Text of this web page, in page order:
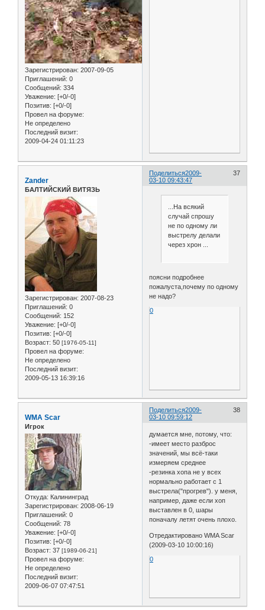
Зарегистрирован: 2007-09-05
Приглашений: 0
Сообщений: 334
Уважение: [+0/-0]
Позитив: [+0/-0]
Провел на форуме:
Не определено
Последний визит:
2009-04-24 01:11:23
Поделиться 37
2009-
03-10 09:43:47
Zander
БАЛТИЙСКИЙ ВИТЯЗЬ
Зарегистрирован: 2007-08-23
Приглашений: 0
Сообщений: 152
Уважение: [+0/-0]
Позитив: [+0/-0]
Возраст: 50 [1976-05-11]
Провел на форуме:
Не определено
Последний визит:
2009-05-13 16:39:16
...На всякий
случай спрошу
не по одному ли
выстрелу делали
через хрон ...
поясни подробнее
пожалуста,почему по одному
не надо?
0
Поделиться 38
2009-
03-10 09:59:12
WMA Scar
Игрок
Откуда: Калининград
Зарегистрирован: 2008-06-19
Приглашений: 0
Сообщений: 78
Уважение: [+0/-0]
Позитив: [+0/-0]
Возраст: 37 [1989-06-21]
Провел на форуме:
Не определено
Последний визит:
2009-06-07 07:47:51
думается мне, потому, что:
-имеет место разброс
значений, мы всё-таки
измеряем среднее
-резинка хопа не у всех
нормально работает с 1
выстрела("прогрев"). у меня,
например, даже если хоп
выставлен в 0, шары
поначалу летят очень плохо.
Отредактировано WMA Scar
(2009-03-10 10:00:16)
0